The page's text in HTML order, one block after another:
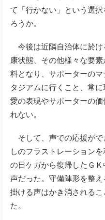
て「行かない」という選
ろうか。
今後は近隣自治体に於
康状態、その他様々な要
料となり、サポーターの
タジアムに行くこと、常
愛の表現やサポーターの
れない。
そして、声での応援が
しのフラストレーション
の日ケガから復帰したＧ
声だった。守備陣形を整
掛ける声はかき消される
た。